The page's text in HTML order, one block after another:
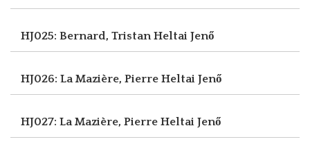
HJ025: Bernard, TristanHeltai Jenő
HJ026: La Mazière, Pierre Heltai Jenő
HJ027: La Mazière, Pierre Heltai Jenő